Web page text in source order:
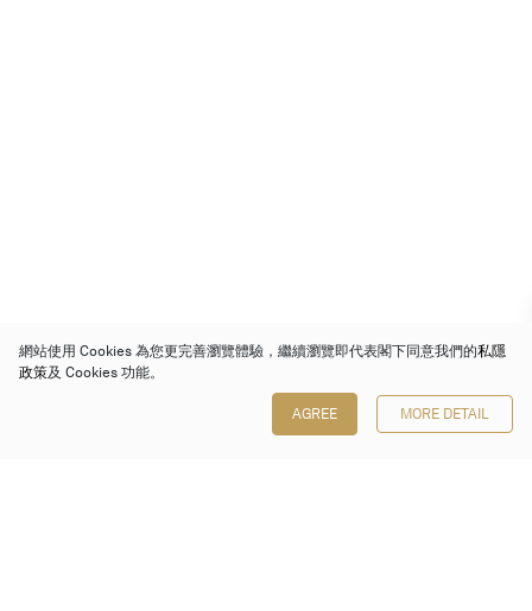
網站使用 Cookies 為您更完善瀏覽體驗，繼續瀏覽即代表閣下同意我們的私隱
政策及 Cookies 功能。
AGREE MORE DETAIL